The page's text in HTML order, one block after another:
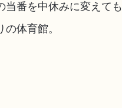
当番を中休みに変えても
体育館。